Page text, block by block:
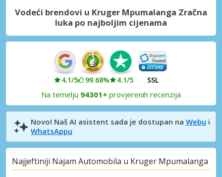
Vodeći brendovi u Kruger Mpumalanga Zračna
luka po najboljim cijenama
4.1/5 99.68% 4.1/5 SSL
Na temelju 94301+ provjerenih recenzija
Novo! Naš AI asistent sada je dostupan na Webu i
WhatsAppu
Najjeftiniji Najam Automobila u Kruger Mpumalanga